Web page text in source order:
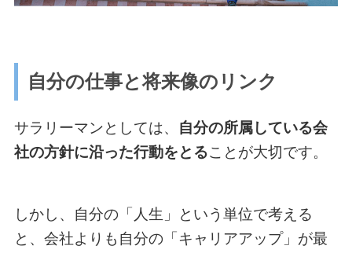
自分の仕事と将来像のリンク
サラリーマンとしては、 自分の所属している会
社の方針に沿った行動をとることが大切です。
しかし、自分の「人生」という単位で考える
と、会社よりも自分の「キャリアアップ」が最